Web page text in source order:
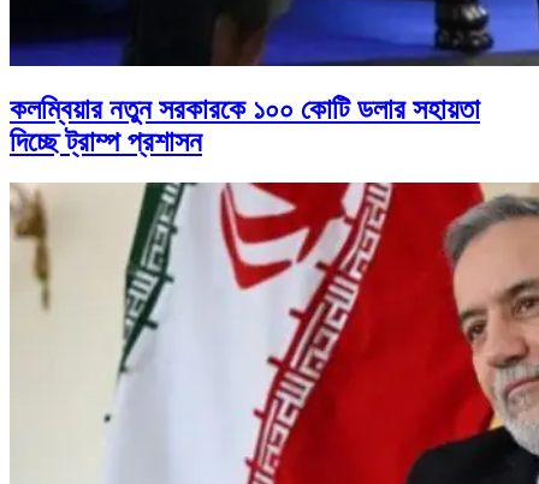
কলম্বিয়ার নতুন সরকারকে ১০০ কোটি ডলার সহায়তা
দিচ্ছে ট্রাম্প প্রশাসন